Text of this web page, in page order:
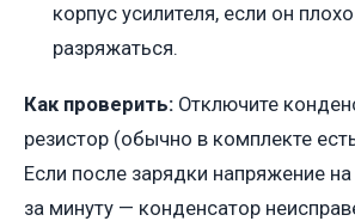
корпус усилителя, если он
разряжаться.
Как проверить: Отключите
резистор (обычно в комплекте
Если после зарядки напряжение
за минуту — конденсатор